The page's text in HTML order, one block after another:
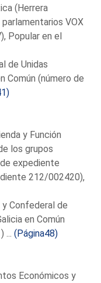
(Herrera
VOX
Popular en el
de Unidas
Común (número de
y Función
los grupos
expediente
212/002420),
Confederal de
en Común
...(Página48)
Económicos y